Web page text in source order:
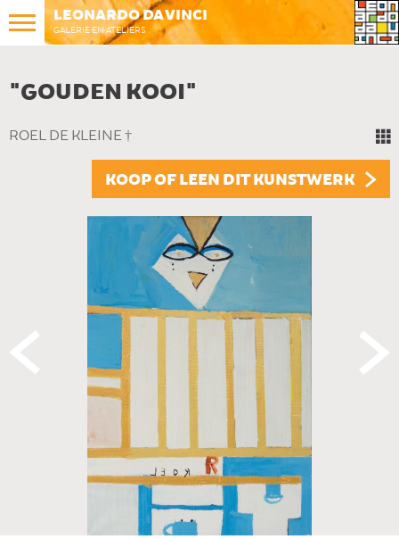
LEONARDO DA VINCI
GALERIE EN ATELIERS
"GOUDEN KOOI"
ROEL DE KLEINE †
KOOP OF LEEN DIT KUNSTWERK